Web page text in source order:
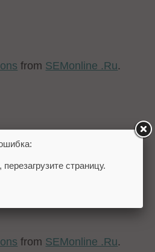
from SEMonline .Ru.
from SEMonline .Ru.
страницу.